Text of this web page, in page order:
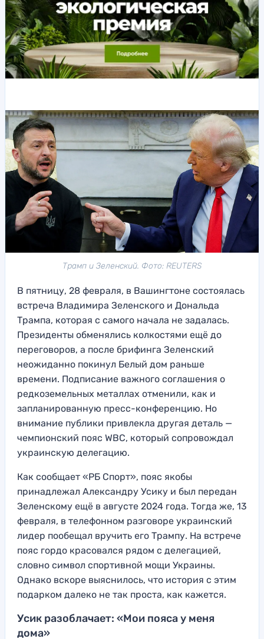
Трамп и Зеленский. Фото: REUTERS
В пятницу, 28 февраля, в Вашингтоне состоялась
встреча Владимира Зеленского и Дональда
Трампа, которая с самого начала не задалась.
Президенты обменялись колкостями ещё до
переговоров, а после брифинга Зеленский
неожиданно покинул Белый дом раньше
времени. Подписание важного соглашения о
редкоземельных металлах отменили, как и
запланированную пресс-конференцию. Но
внимание публики привлекла другая деталь —
чемпионский пояс WBC, который сопровождал
украинскую делегацию.
Как сообщает «РБ Спорт», пояс якобы
принадлежал Александру Усику и был передан
Зеленскому ещё в августе 2024 года. Тогда же, 13
февраля, в телефонном разговоре украинский
лидер пообещал вручить его Трампу. На встрече
пояс гордо красовался рядом с делегацией,
словно символ спортивной мощи Украины.
Однако вскоре выяснилось, что история с этим
подарком далеко не так проста, как кажется.
Усик разоблачает: «Мои пояса у меня
дома»